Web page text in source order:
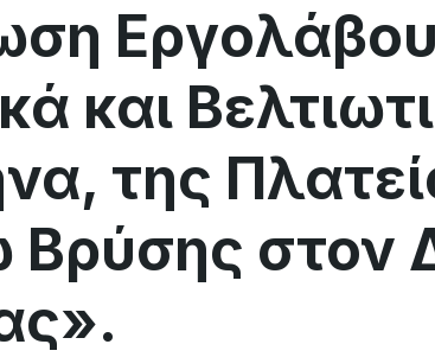
και
της
Βρύσης στον